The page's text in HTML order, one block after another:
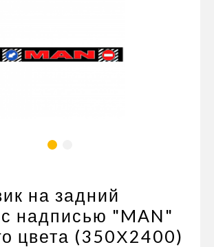
и тросы
на задний
надписью "MAN"
цвета (350Х2400)